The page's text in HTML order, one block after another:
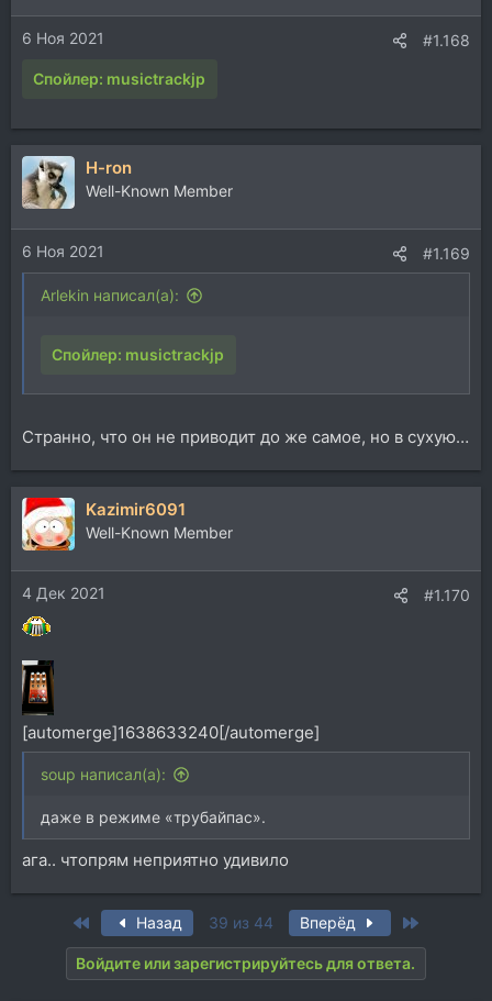
6 Ноя 2021 #1.168
Спойлер: musictrackjp
H-ron
Well-Known Member
6 Ноя 2021 #1.169
Arlekin написал(а):
Спойлер: musictrackjp
Странно, что он не приводит до же самое, но в сухую…
Kazimir6091
Well-Known Member
4 Дек 2021 #1.170
[automerge]1638633240[/automerge]
soup написал(а):
даже в режиме «трубайпас».
ага.. чтопрям неприятно удивило
First Назад 39 из 44 Вперёд
Войдите или зарегистрируйтесь для ответа.